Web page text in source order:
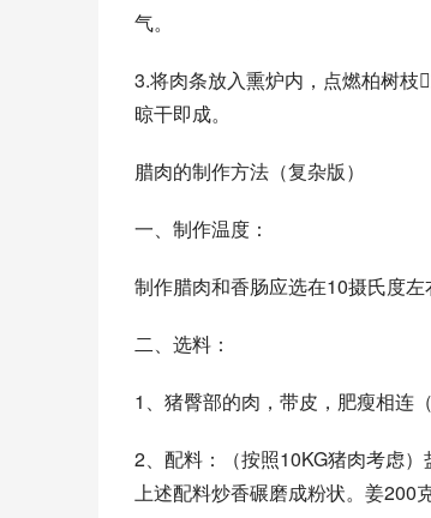
气。
3.将肉条放入熏炉内，点燃柏树枝
晾干即成。
腊肉的制作方法（复杂版）
一、制作温度：
制作腊肉和香肠应选在10摄氏度左
二、选料：
1、猪臀部的肉，带皮，肥瘦相连
2、配料：（按照10KG猪肉考虑
上述配料炒香碾磨成粉状。姜200